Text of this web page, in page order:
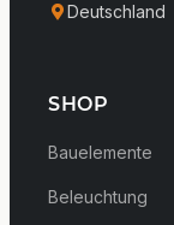
Deutschland
SHOP
Bauelemente
Beleuchtung